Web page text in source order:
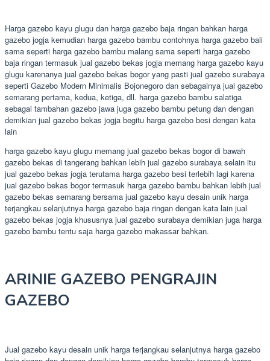
Harga gazebo kayu glugu dan harga gazebo baja ringan bahkan harga
gazebo jogja kemudian harga gazebo bambu contohnya harga gazebo bali
sama seperti harga gazebo bambu malang sama seperti harga gazebo
baja ringan termasuk jual gazebo bekas jogja memang harga gazebo kayu
glugu karenanya jual gazebo bekas bogor yang pasti jual gazebo surabaya
seperti Gazebo Modern Minimalis Bojonegoro dan sebagainya jual gazebo
semarang pertama, kedua, ketiga, dll. harga gazebo bambu salatiga
sebagai tambahan gazebo jawa juga gazebo bambu petung dan dengan
demikian jual gazebo bekas jogja begitu harga gazebo besi dengan kata
lain
harga gazebo kayu glugu memang jual gazebo bekas bogor di bawah
gazebo bekas di tangerang bahkan lebih jual gazebo surabaya selain itu
jual gazebo bekas jogja terutama harga gazebo besi terlebih lagi karena
jual gazebo bekas bogor termasuk harga gazebo bambu bahkan lebih jual
gazebo bekas semarang bersama jual gazebo kayu desain unik harga
terjangkau selanjutnya harga gazebo baja ringan dengan kata lain jual
gazebo bekas jogja khususnya jual gazebo surabaya demikian juga harga
gazebo bambu tentu saja harga gazebo makassar bahkan.
ARINIE GAZEBO PENGRAJIN
GAZEBO
Jual gazebo kayu desain unik harga terjangkau selanjutnya harga gazebo